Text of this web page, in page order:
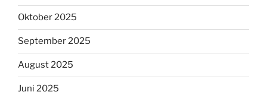
Oktober 2025
September 2025
August 2025
Juni 2025